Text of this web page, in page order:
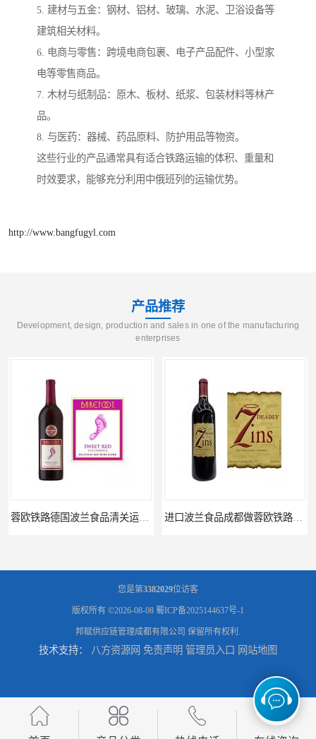
5. 建材与五金：钢材、铝材、玻璃、水泥、卫浴设备等
建筑相关材料。
6. 电商与零售：跨境电商包裹、电子产品配件、小型家
电等零售商品。
7. 木材与纸制品：原木、板材、纸浆、包装材料等林产
品。
8. 与医药：器械、药品原料、防护用品等物资。
这些行业的产品通常具有适合铁路运输的体积、重量和
时效要求，能够充分利用中俄班列的运输优势。
http://www.bangfugyl.com
产品推荐
Development, design, production and sales in one of the manufacturing
enterprises
蓉欧铁路波兰罗兹食品成都清关物流 蓉欧铁路清关订柜公司，波兰德国蓉欧铁路门到门
您是第3382029位访客
版权所有 ©2026-08-08 蜀ICP备2025144637号-1
邦赋供应链管理成都有限公司 保留所有权利.
技术支持： 八方资源网 免责声明 管理员入口 网站地图